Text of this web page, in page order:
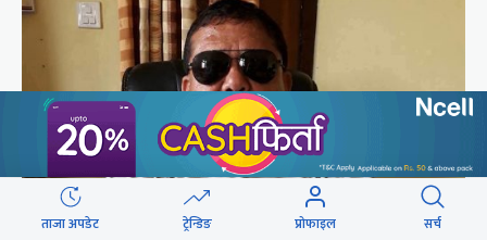
ताजा अपडेट ट्रेन्डिङ प्रोफाइल सर्च